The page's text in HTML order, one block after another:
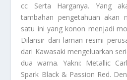
cc Serta Harganya. Yang
tambahan pengetahuan
satu ini yang konon menjadi
Dilansir dari laman resmi
dari Kawasaki mengeluarkan
dua warna. Yakni: Metallic
Spark Black & Passion Red.